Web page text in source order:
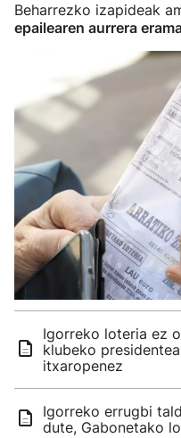
Beharrezko izapideak
epailearen aurrera
Igorreko loteria ez
klubeko
itxaropenez
Igorreko errugbi
dute, Gabonetako